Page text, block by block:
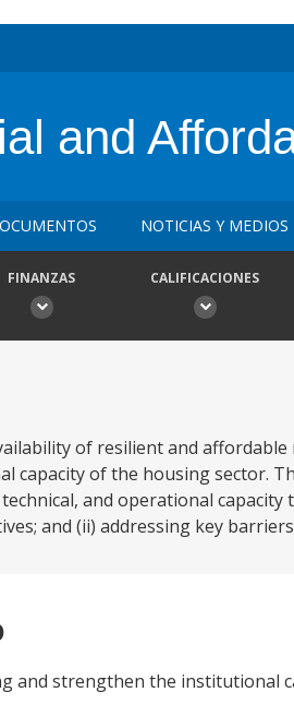
and
NOTICIAS Y MEDIOS
FINANZAS CALIFICACIONES
of resilient and affordable
of the housing sector.
and operational
and (ii) addressing key
and strengthen the institutional